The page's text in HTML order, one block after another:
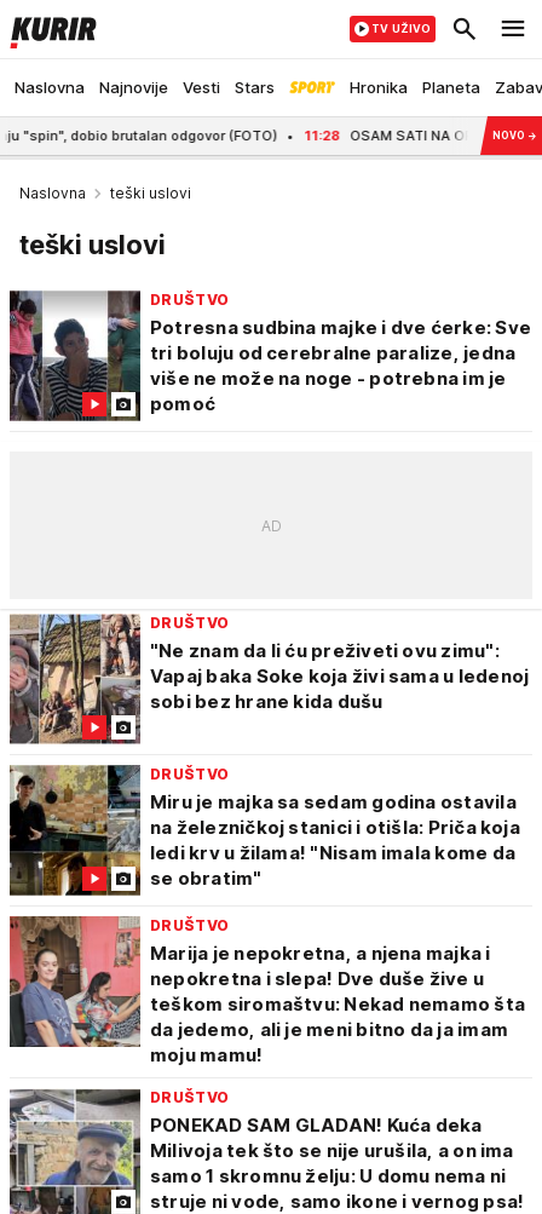
Naslovna Najnovije Vesti Stars Hronika Planeta
TV UŽIVO
dobio brutalan odgovor (FOTO) 11:28 OSAM SATI NA OPERACIONOM
NOVO →
Naslovna teški uslovi
teški uslovi
DRUŠTVO
Potresna sudbina majke i dve ćerke: Sve
tri boluju od cerebralne paralize, jedna
više ne može na noge - potrebna im je
pomoć
DRUŠTVO
"Ne znam da li ću preživeti ovu zimu":
Vapaj baka Soke koja živi sama u ledenoj
sobi bez hrane kida dušu
DRUŠTVO
Miru je majka sa sedam godina ostavila
na železničkoj stanici i otišla: Priča koja
ledi krv u žilama! "Nisam imala kome da
se obratim"
DRUŠTVO
Marija je nepokretna, a njena majka i
nepokretna i slepa! Dve duše žive u
teškom siromaštvu: Nekad nemamo šta
da jedemo, ali je meni bitno da ja imam
moju mamu!
DRUŠTVO
PONEKAD SAM GLADAN! Kuća deka
Milivoja tek što se nije urušila, a on ima
samo 1 skromnu želju: U domu nema ni
struje ni vode, samo ikone i vernog psa!